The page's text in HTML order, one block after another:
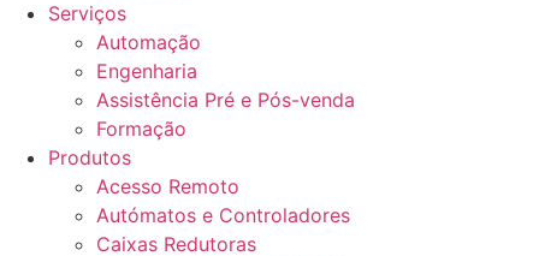
Serviços
Automação
Engenharia
Assistência Pré e Pós-venda
Formação
Produtos
Acesso Remoto
Autómatos e Controladores
Caixas Redutoras